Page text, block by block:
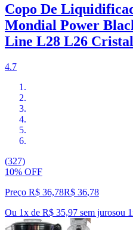
Copo De
Mondial Power
Line L28 L26
4.7
(327)
10% OFF
Preço R$ 36,78R$ 36,78
Ou 1x de R$ 35,97 sem jurosou 1